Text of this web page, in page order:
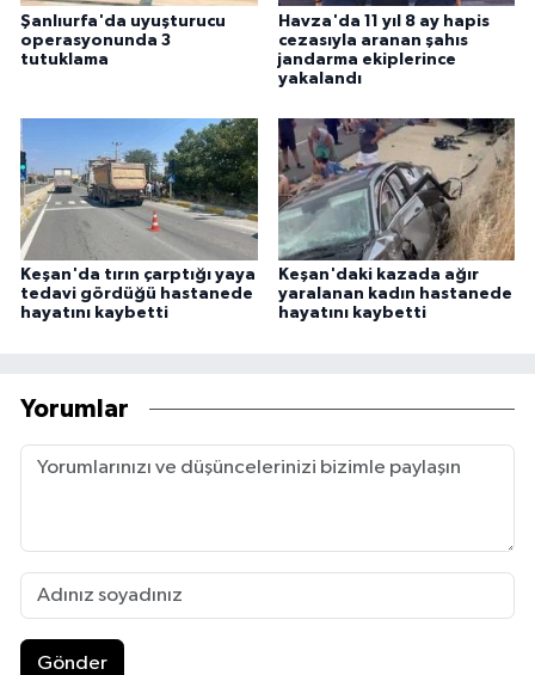
Şanlıurfa'da uyuşturucu
operasyonunda 3
tutuklama
Havza'da 11 yıl 8 ay hapis
cezasıyla aranan şahıs
jandarma ekiplerince
yakalandı
Keşan'da tırın çarptığı yaya
tedavi gördüğü hastanede
hayatını kaybetti
Keşan'daki kazada ağır
yaralanan kadın hastanede
hayatını kaybetti
Yorumlar
Gönder